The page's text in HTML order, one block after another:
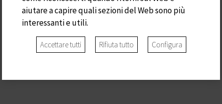
aiutare a capire quali sezioni del Web sono più
interessanti e utili.
Accettare tutti Rifiuta tutto Configura